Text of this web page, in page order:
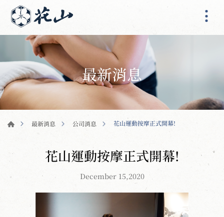
最新消息
最新消息 公司消息 花山運動按摩正式開幕!
花山運動按摩正式開幕!
December 15,2020